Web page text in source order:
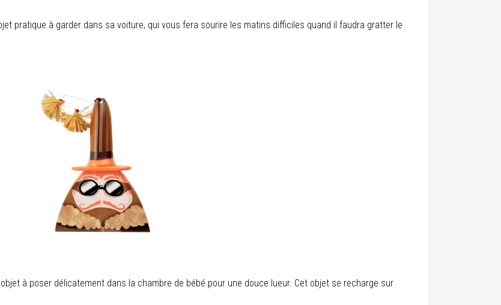
pratique à garder dans sa voiture, qui vous fera sourire les matins difficiles quand il faudra gratter le
à poser délicatement dans la chambre de bébé pour une douce lueur. Cet objet se recharge sur